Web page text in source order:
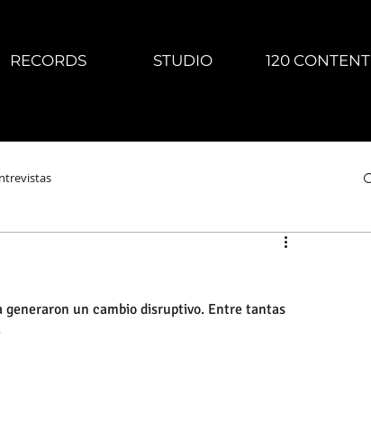
RECORDS STUDIO 120 CONTENT
generaron un cambio disruptivo. Entre tantas